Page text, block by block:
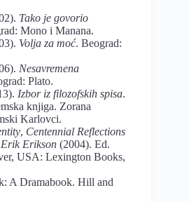
Tako je govorio
Mono i Manana.
Volja za moć. Beograd:
Nesavremena
Plato.
Izbor iz filozofskih spisa.
knjiga. Zorana
Karlovci.
, Centennial Reflections
Erikson (2004). Ed.
USA: Lexington Books,
A Dramabook. Hill and